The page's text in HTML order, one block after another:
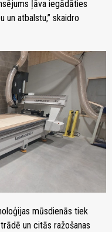
ļāva iegādāties
un atbalstu,” skaidro
mūsdienās tiek
un citās ražošanas